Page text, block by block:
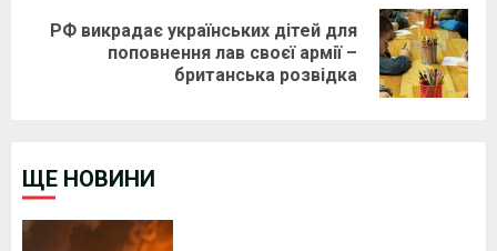
РФ викрадає українських дітей для
поповнення лав своєї армії –
британська розвідка
ЩЕ НОВИНИ